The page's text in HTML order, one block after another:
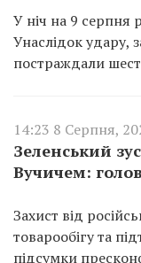
У ніч на 9 серпня
Унаслідок удару,
постраждали
14:23 8 Серпня,
Зеленський
Вучичем:
Захист від
товарообігу та
підсумки